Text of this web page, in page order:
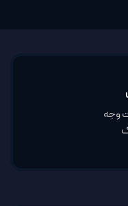
وجه